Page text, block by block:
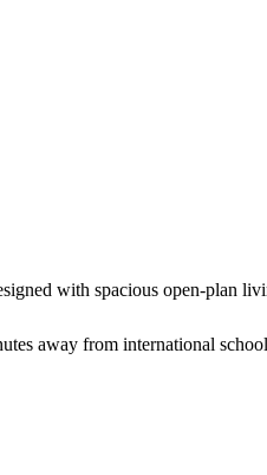
with spacious open-plan
away from international